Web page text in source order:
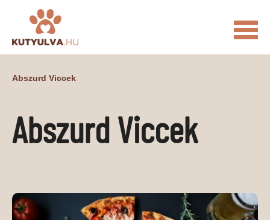
KUTYULVA – HÍREK
CUKI ÉLETKÉPEK NÖVÉNYEK
ÁLLATI ELEDELEK ÁLLATI FELSZERELÉSEK
Abszurd Viccek
Abszurd Viccek